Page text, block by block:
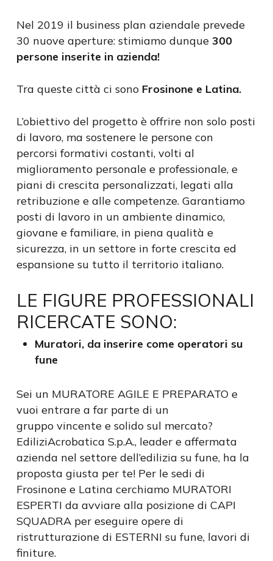
Nel 2019 il business plan aziendale prevede
30 nuove aperture: stimiamo dunque 300
persone inserite in azienda!
Tra queste città ci sono Frosinone e Latina.
L’obiettivo del progetto è offrire non solo posti
di lavoro, ma sostenere le persone con
percorsi formativi costanti, volti al
miglioramento personale e professionale, e
piani di crescita personalizzati, legati alla
retribuzione e alle competenze. Garantiamo
posti di lavoro in un ambiente dinamico,
giovane e familiare, in piena qualità e
sicurezza, in un settore in forte crescita ed
espansione su tutto il territorio italiano.
LE FIGURE PROFESSIONALI
RICERCATE SONO:
Muratori, da inserire come operatori su
fune
Sei un MURATORE AGILE E PREPARATO e
vuoi entrare a far parte di un
gruppo vincente e solido sul mercato?
EdiliziAcrobatica S.p.A., leader e affermata
azienda nel settore dell’edilizia su fune, ha la
proposta giusta per te! Per le sedi di
Frosinone e Latina cerchiamo MURATORI
ESPERTI da avviare alla posizione di CAPI
SQUADRA per eseguire opere di
ristrutturazione di ESTERNI su fune, lavori di
finiture.